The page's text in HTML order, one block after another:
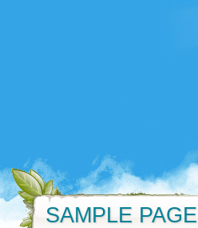
SAMPLE PAGE